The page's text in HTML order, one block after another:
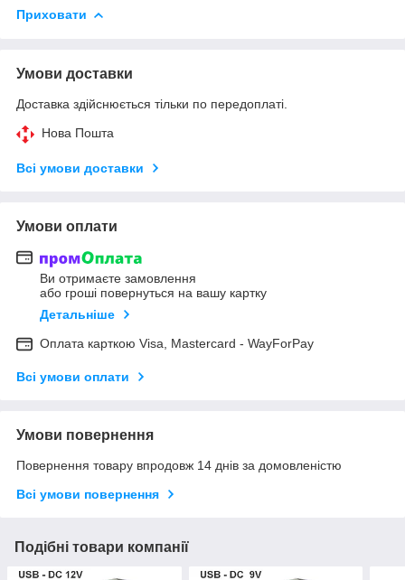
Приховати
Умови доставки
Доставка здійснюється тільки по передоплаті.
Нова Пошта
Всі умови доставки
Умови оплати
Ви отримаєте замовлення
або гроші повернуться на вашу картку
Детальніше
Оплата карткою Visa, Mastercard - WayForPay
Всі умови оплати
Умови повернення
Повернення товару впродовж 14 днів за домовленістю
Всі умови повернення
Подібні товари компанії